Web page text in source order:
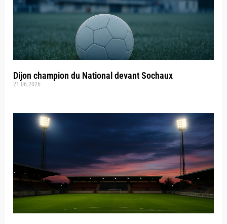
Dijon champion du National devant Sochaux
21.06.2026